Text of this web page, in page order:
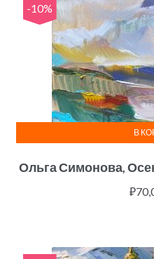
-10%
Ольга Симонова,
₽
В